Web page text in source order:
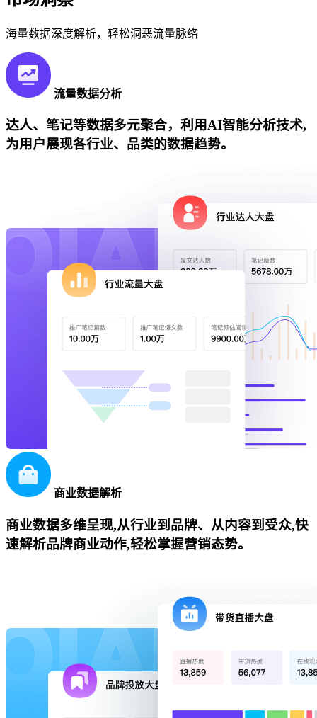
海量数据深度解析，轻松洞恶流量脉络
流量数据分析
达人、笔记等数据多元聚合，利用AI智能分析技术,
为用户展现各行业、品类的数据趋势。
商业数据解析
商业数据多维呈现,从行业到品牌、从内容到受众,快
速解析品牌商业动作,轻松掌握营销态势。